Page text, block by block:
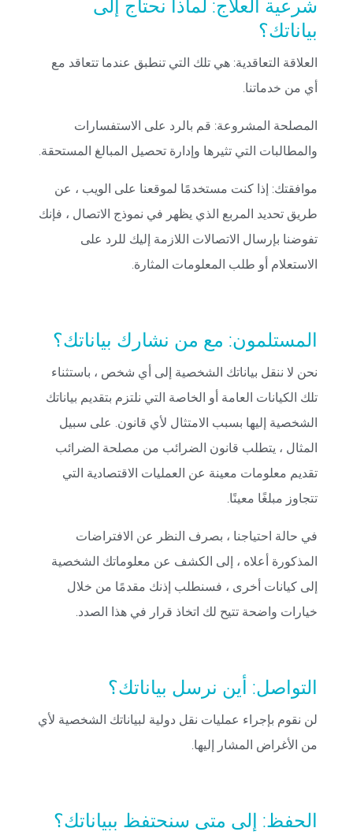
شرعية العلاج: لماذا نحتاج إلى
بياناتك؟
العلاقة التعاقدية: هي تلك التي تنطبق عندما تتعاقد مع
أي من خدماتنا.
المصلحة المشروعة: قم بالرد على الاستفسارات
والمطالبات التي تثيرها وإدارة تحصيل المبالغ المستحقة.
موافقتك: إذا كنت مستخدمًا لموقعنا على الويب ، عن
طريق تحديد المربع الذي يظهر في نموذج الاتصال ، فإنك
تفوضنا بإرسال الاتصالات اللازمة إليك للرد على
الاستعلام أو طلب المعلومات المثارة.
المستلمون: مع من نشارك بياناتك؟
نحن لا ننقل بياناتك الشخصية إلى أي شخص ، باستثناء
تلك الكيانات العامة أو الخاصة التي نلتزم بتقديم بياناتك
الشخصية إليها بسبب الامتثال لأي قانون. على سبيل
المثال ، يتطلب قانون الضرائب من مصلحة الضرائب
تقديم معلومات معينة عن العمليات الاقتصادية التي
تتجاوز مبلغًا معينًا.
في حالة احتياجنا ، بصرف النظر عن الافتراضات
المذكورة أعلاه ، إلى الكشف عن معلوماتك الشخصية
إلى كيانات أخرى ، فسنطلب إذنك مقدمًا من خلال
خيارات واضحة تتيح لك اتخاذ قرار في هذا الصدد.
التواصل: أين نرسل بياناتك؟
لن نقوم بإجراء عمليات نقل دولية لبياناتك الشخصية لأي
من الأغراض المشار إليها.
الحفظ: إلى متى سنحتفظ ببياناتك؟